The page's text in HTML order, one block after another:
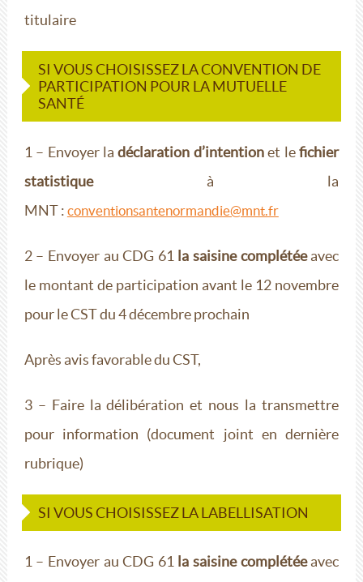
titulaire
SI VOUS CHOISISSEZ LA CONVENTION DE
PARTICIPATION POUR LA MUTUELLE
SANTÉ
1 – Envoyer ladéclaration d’intentionet lefichier
statistiqueà la
MNT : conventionsantenormandie@mnt.fr
2 – Envoyer au CDG 61 la saisine complétéeavec
le montant de participation avant le 12 novembre
pour le CST du 4 décembre prochain
Après avis favorable du CST,
3 – Faire la délibération et nous la transmettre
pour information (document joint en dernière
rubrique)
SI VOUS CHOISISSEZ LA LABELLISATION
1 – Envoyer au CDG 61 la saisine complétéeavec